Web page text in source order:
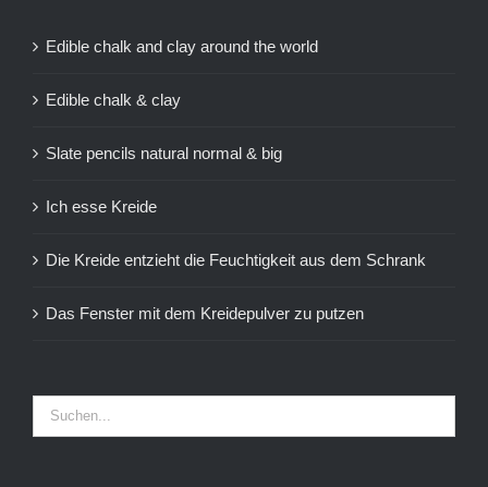
Edible chalk and clay around the world
Edible chalk & clay
Slate pencils natural normal & big
Ich esse Kreide
Die Kreide entzieht die Feuchtigkeit aus dem Schrank
Das Fenster mit dem Kreidepulver zu putzen